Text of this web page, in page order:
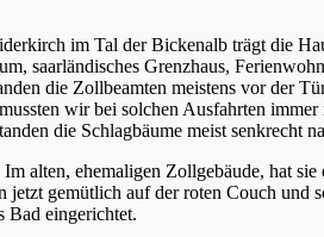
im Tal der Bickenalb trägt die
saarländisches Grenzhaus,
die Zollbeamten meistens vor der
wir bei solchen Ausfahrten
die Schlagbäume meist senkrecht
alten, ehemaligen Zollgebäude, hat
gemütlich auf der roten Couch und
Bad eingerichtet.